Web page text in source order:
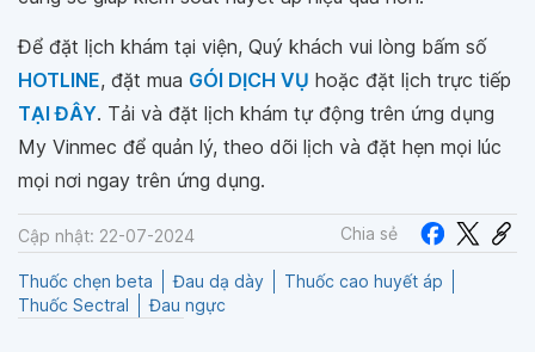
Để đặt lịch khám tại viện, Quý khách vui lòng bấm số
HOTLINE, đặt mua GÓI DỊCH VỤ hoặc đặt lịch trực tiếp
TẠI ĐÂY. Tải và đặt lịch khám tự động trên ứng dụng
My Vinmec để quản lý, theo dõi lịch và đặt hẹn mọi lúc
mọi nơi ngay trên ứng dụng.
Cập nhật: 22-07-2024 Chia sẻ
Thuốc chẹn beta Đau dạ dày
Thuốc cao huyết áp
Thuốc Sectral
Đau ngực